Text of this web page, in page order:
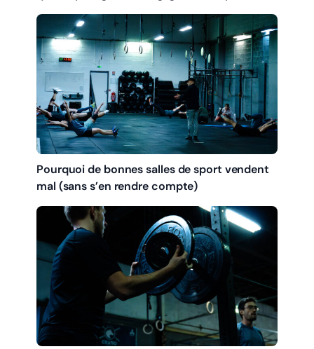
Pourquoi de bonnes salles de sport vendent
mal (sans s’en rendre compte)